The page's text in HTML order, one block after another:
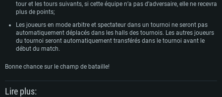
tour et les tours suivants, si cette équipe n’a pas d’adversaire, elle ne recevra
plus de points;
Les joueurs en mode arbitre et spectateur dans un tournoi ne seront pas
automatiquement déplacés dans les halls des tournois. Les autres joueurs
du tournoi seront automatiquement transférés dans le tournoi avant le
début du match.
Bonne chance sur le champ de bataille!
Lire plus: